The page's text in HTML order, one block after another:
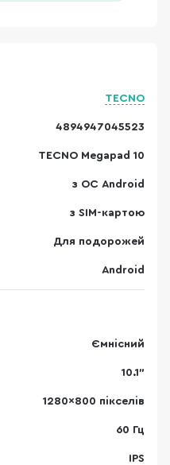
TECNO
4894947045523
TECNO Megapad 10
з ОС Android
з SIM-картою
Для подорожей
Android
Ємнісний
10.1"
1280×800 пікселів
60 Гц
IPS